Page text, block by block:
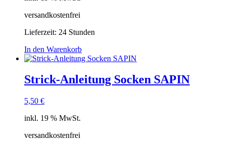
versandkostenfrei
Lieferzeit: 24 Stunden
In den Warenkorb
Strick-Anleitung Socken SAPIN
5,50 €
inkl. 19 % MwSt.
versandkostenfrei